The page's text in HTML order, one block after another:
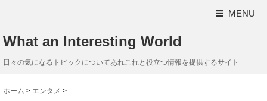
MENU
What an Interesting World
日々の気になるトピックについてあれこれと役立つ情報を提供するサイト
ホーム > エンタメ >